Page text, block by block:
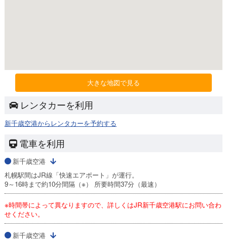
大きな地図で見る
レンタカーを利用
新千歳空港からレンタカーを予約する
電車を利用
新千歳空港
札幌駅間はJR線「快速エアポート」が運行。
9～16時まで約10分間隔（※） 所要時間37分（最速）
※時間帯によって異なりますので、詳しくはJR新千歳空港駅にお問い合わ
せください。
新千歳空港